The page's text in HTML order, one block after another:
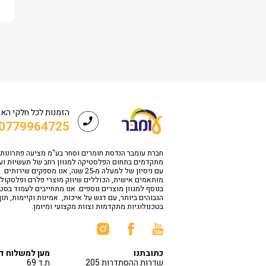
הזמנות לכל חלקי
חברת עומבר הנדסת חומרים וסחר בע"מ מציעה פתרונות
מתקדמים בתחום הפלסטיקה למגוון רחב של תעשיות
עם ניסיון של למעלה מ-25 שנה, אנו מספקים שירותים
מותאמים אישית, הכוללים שיווק מוצרי פלרם
בנוסף למגוון מוצרים נוספים. אנו מתחייבים לעמוד
הגבוהים ביותר, עם דגש על איכות, אמינות וקיימות,
בטכנולוגיות מתקדמות וצוות מקצועי ומיומן.
כתובתנו
שדרות ההסתדרות 205
מען למשלוח
ת.ד 69